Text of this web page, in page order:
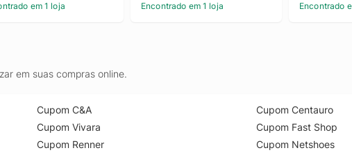
em 1 loja Encontrado em 1 loja Encontrado
em suas compras online.
Cupom C&A
Cupom Vivara
Cupom Renner
Cupom Centauro
Cupom Fast Shop
Cupom Netshoes